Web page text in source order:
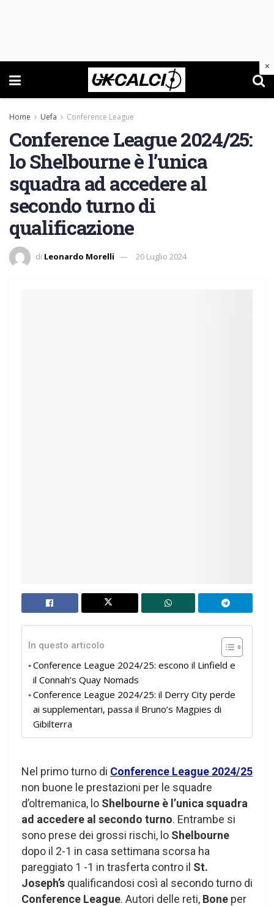
Home Uefa Conference League
Conference League 2024/25:
lo Shelbourne è l’unica
squadra ad accedere al
secondo turno di
qualificazione
di Leonardo Morelli 20 Luglio 2024
In questo articolo
Conference League 2024/25: escono il Linfield e
il Connah’s Quay Nomads
Conference League 2024/25: il Derry City perde
ai supplementari, passa il Bruno’s Magpies di
Gibilterra
Nel primo turno di Conference League 2024/25
non buone le prestazioni per le squadre
d’oltremanica, lo Shelbourne è l’unica squadra
ad accedere al secondo turno. Entrambe si
sono prese dei grossi rischi, lo Shelbourne
dopo il 2-1 in casa settimana scorsa ha
pareggiato 1 -1 in trasferta contro il St.
Joseph’s qualificandosi così al secondo turno di
Conference League. Autori delle reti, Bone per
×